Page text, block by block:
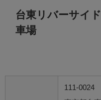
台東リバーサイ
車場
111-0024